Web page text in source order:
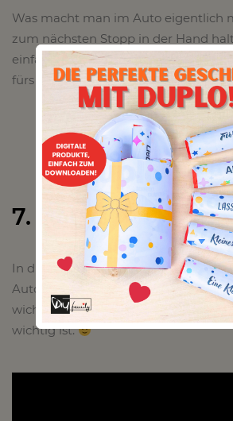
Was macht man im Auto eigentlich
zum nächsten Stopp in der Hand
einfach ins Auto legen. Hier ein
fürs Auto.
7. Hacks
In diesem Video findet ihr 16 Tipps
Autofahrt mit Kindern. Kreative DIYs
wichtige Informationen, welche für
wichtig ist.